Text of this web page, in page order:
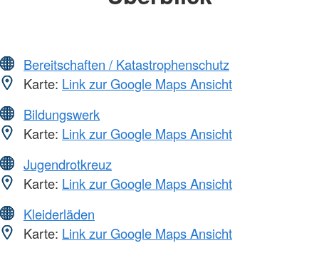
Bereitschaften / Katastrophenschutz
Karte: Link zur Google Maps Ansicht
Bildungswerk
Karte: Link zur Google Maps Ansicht
Jugendrotkreuz
Karte: Link zur Google Maps Ansicht
Kleiderläden
Karte: Link zur Google Maps Ansicht